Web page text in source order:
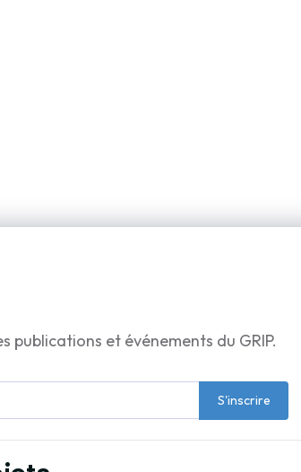
publications et événements du GRIP.
S'inscrire